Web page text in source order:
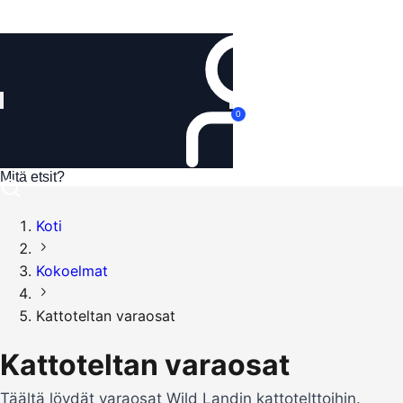
0
Koti
Kokoelmat
Kattoteltan varaosat
Kattoteltan varaosat
Täältä löydät varaosat Wild Landin kattotelttoihin.